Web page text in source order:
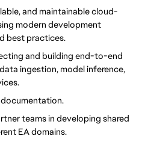
and maintainable cloud-
modern development
best practices.
and building end-to-end
ingestion, model inference,
teams in developing shared
EA domains.